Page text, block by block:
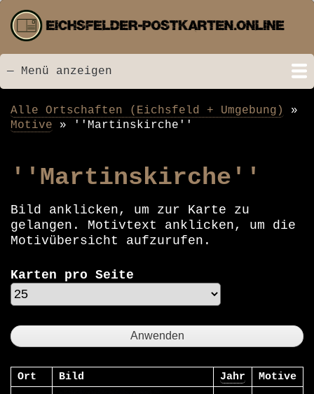
zum
Inhalt
Menü
— Menü anzeigen
Startseite
Neu hinzugefügt
Postkarten
Bildarchiv
Videos
Suche
Kontakt
Links
Spende
Pfadnavigation
Alle Ortschaften (Eichsfeld + Umgebung)
Motive
''Martinskirche''
''Martinskirche''
Bild anklicken, um zur Karte zu
gelangen. Motivtext anklicken, um die
Motivübersicht aufzurufen.
Karten pro Seite
Ort Bild Jahr Motive